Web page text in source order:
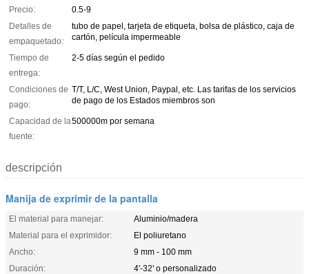
Precio:
0.5-9
Detalles de
empaquetado:
tubo de papel, tarjeta de etiqueta, bolsa de plástico, caja de
cartón, película impermeable
Tiempo de
entrega:
2-5 días según el pedido
Condiciones de
pago:
T/T, L/C, West Union, Paypal, etc. Las tarifas de los servicios
de pago de los Estados miembros son
Capacidad de la
fuente:
500000m por semana
descripción
Manija de exprimir de la pantalla
El material para manejar:
Aluminio/madera
Material para el exprimidor:
El poliuretano
Ancho:
9 mm - 100 mm
Duración:
4'-32' o personalizado